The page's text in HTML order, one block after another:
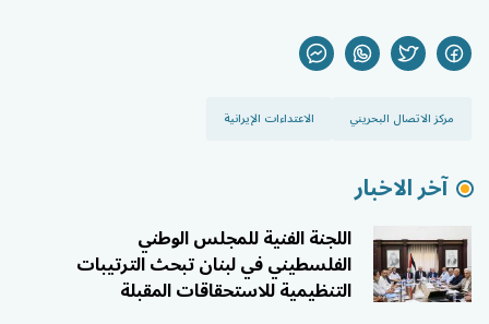
مركز الاتصال البحريني الاعتداءات الإيرانية
آخر الاخبار
اللجنة الفنية للمجلس الوطني
الفلسطيني في لبنان تبحث الترتيبات
التنظيمية للاستحقاقات المقبلة